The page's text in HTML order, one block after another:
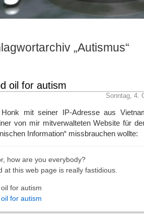
„Autismus“
oil for autism
Sonntag, 4.
mit seiner IP-Adresse aus
von mir mitverwalteten Website für
Information“ missbrauchen wollte:
how are you everybody?
at this web page is really fastidious.
for autism
for autism